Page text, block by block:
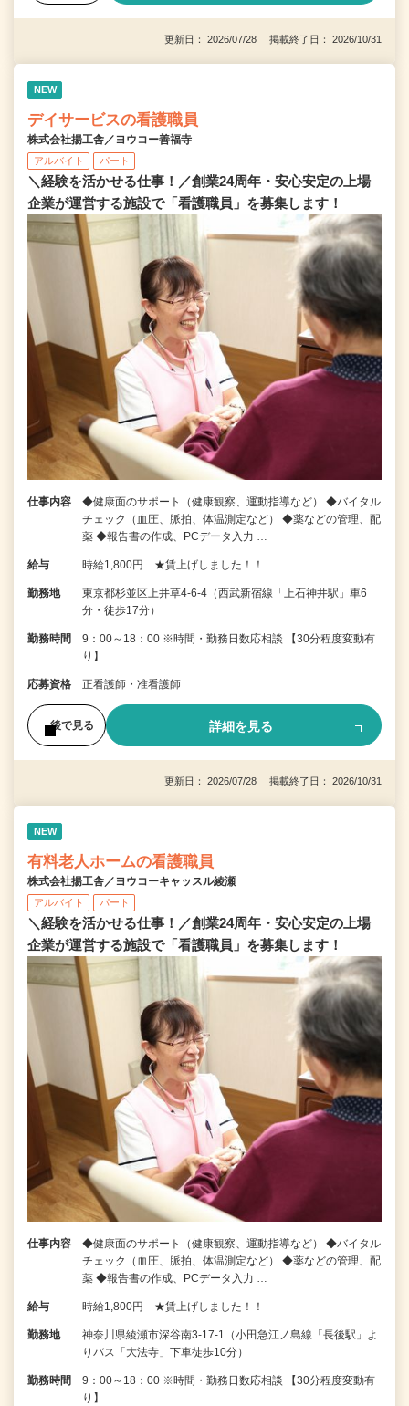
更新日： 2026/07/28 掲載終了日： 2026/10/31
NEW
デイサービスの看護職員
株式会社揚工舎／ヨウコー善福寺
アルバイト パート
＼経験を活かせる仕事！／創業24周年・安心安定の上場
企業が運営する施設で「看護職員」を募集します！
仕事内容
◆健康面のサポート（健康観察、運動指導など） ◆バイタル
チェック（血圧、脈拍、体温測定など） ◆薬などの管理、配
薬 ◆報告書の作成、PCデータ入力 …
給与 時給1,800円 ★賃上げしました！！
勤務地
東京都杉並区上井草4-6-4（西武新宿線「上石神井駅」車6
分・徒歩17分）
勤務時間
9：00～18：00 ※時間・勤務日数応相談 【30分程度変動有
り】
応募資格 正看護師・准看護師
後で見る 詳細を見る
更新日： 2026/07/28 掲載終了日： 2026/10/31
NEW
有料老人ホームの看護職員
株式会社揚工舎／ヨウコーキャッスル綾瀬
アルバイト パート
＼経験を活かせる仕事！／創業24周年・安心安定の上場
企業が運営する施設で「看護職員」を募集します！
仕事内容
◆健康面のサポート（健康観察、運動指導など） ◆バイタル
チェック（血圧、脈拍、体温測定など） ◆薬などの管理、配
薬 ◆報告書の作成、PCデータ入力 …
給与 時給1,800円 ★賃上げしました！！
勤務地
神奈川県綾瀬市深谷南3-17-1（小田急江ノ島線「長後駅」よ
りバス「大法寺」下車徒歩10分）
勤務時間
9：00～18：00 ※時間・勤務日数応相談 【30分程度変動有
り】